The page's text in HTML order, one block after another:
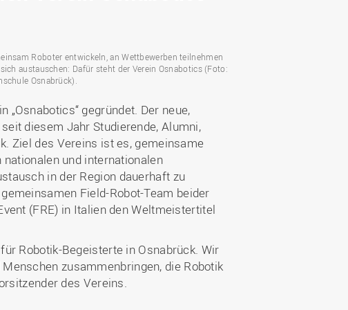
Engagement
Das bietet Lingen
für
Ups
Forschungs-Nachrichten
Fachtagungen
Ausschreibungen zu
Förderungen und Preisen
Forschungsbericht
China
Roboter entwickeln, an Wettbewerben teilnehmen
austauschen: Dafür steht der Verein Osnabotics (Foto:
Osnabrück).
gegründet. Der neue,
diesem Jahr Studierende, Alumni,
Ziel des Vereins ist es, gemeinsame
und internationalen
in der Region dauerhaft zu
Field-Robot-Team beider
(FRE) in Italien den Weltmeistertitel
Robotik-Begeisterte in Osnabrück. Wir
zusammenbringen, die Robotik
des Vereins.